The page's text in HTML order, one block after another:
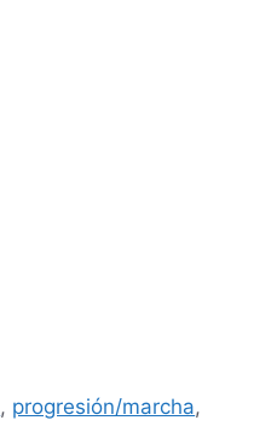
, progresión/marcha,